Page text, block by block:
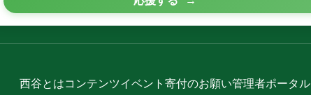
西谷とはコンテンツイベント 寄付のお願い管理者ポータル